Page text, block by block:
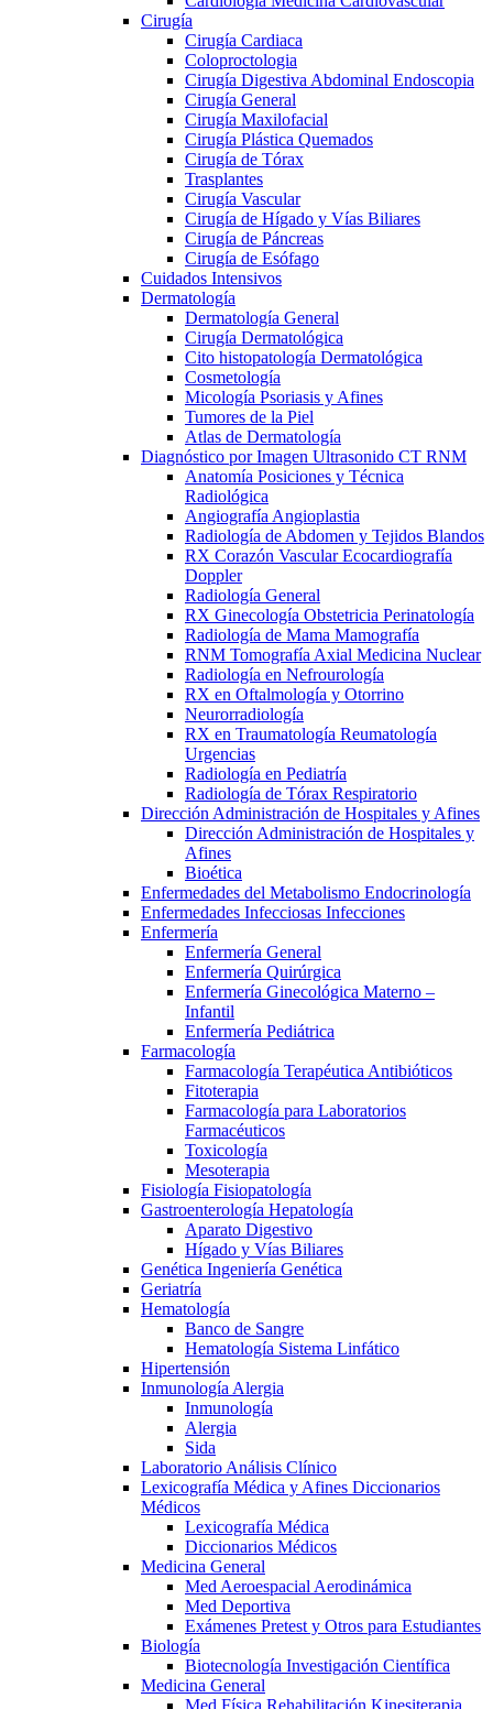
Cirugía
Cirugía Cardiaca
Coloproctologia
Cirugía Digestiva Abdominal Endoscopia
Cirugía General
Cirugía Maxilofacial
Cirugía Plástica Quemados
Cirugía de Tórax
Trasplantes
Cirugía Vascular
Cirugía de Hígado y Vías Biliares
Cirugía de Páncreas
Cirugía de Esófago
Cuidados Intensivos
Dermatología
Dermatología General
Cirugía Dermatológica
Cito histopatología Dermatológica
Cosmetología
Micología Psoriasis y Afines
Tumores de la Piel
Atlas de Dermatología
Diagnóstico por Imagen Ultrasonido CT RNM
Anatomía Posiciones y Técnica
Radiológica
Angiografía Angioplastia
Radiología de Abdomen y Tejidos Blandos
RX Corazón Vascular Ecocardiografía
Doppler
Radiología General
RX Ginecología Obstetricia Perinatología
Radiología de Mama Mamografía
RNM Tomografía Axial Medicina Nuclear
Radiología en Nefrourología
RX en Oftalmología y Otorrino
Neurorradiología
RX en Traumatología Reumatología
Urgencias
Radiología en Pediatría
Radiología de Tórax Respiratorio
Dirección Administración de Hospitales y Afines
Dirección Administración de Hospitales y
Afines
Bioética
Enfermedades del Metabolismo Endocrinología
Enfermedades Infecciosas Infecciones
Enfermería
Enfermería General
Enfermería Quirúrgica
Enfermería Ginecológica Materno –
Infantil
Enfermería Pediátrica
Farmacología
Farmacología Terapéutica Antibióticos
Fitoterapia
Farmacología para Laboratorios
Farmacéuticos
Toxicología
Mesoterapia
Fisiología Fisiopatología
Gastroenterología Hepatología
Aparato Digestivo
Hígado y Vías Biliares
Genética Ingeniería Genética
Geriatría
Hematología
Banco de Sangre
Hematología Sistema Linfático
Hipertensión
Inmunología Alergia
Inmunología
Alergia
Sida
Laboratorio Análisis Clínico
Lexicografía Médica y Afines Diccionarios
Médicos
Lexicografía Médica
Diccionarios Médicos
Medicina General
Med Aeroespacial Aerodinámica
Med Deportiva
Exámenes Pretest y Otros para Estudiantes
Biología
Biotecnología Investigación Científica
Medicina General
Med Física Rehabilitación Kinesiterapia